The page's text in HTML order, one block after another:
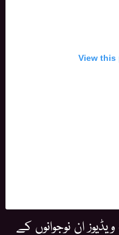
View this
ان نوجوانوں کے